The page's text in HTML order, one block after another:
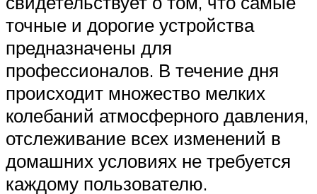
точные и дорогие устройства
предназначены для
профессионалов. В течение дня
происходит множество мелких
колебаний атмосферного давления,
отслеживание всех изменений в
домашних условиях не требуется
каждому пользователю.